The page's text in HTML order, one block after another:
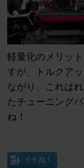
軽量化のメリッ
すが、トルクア
ながり、これは
たチューニング
ね！
イイね！